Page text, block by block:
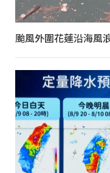
颱風外圍花蓮沿海風